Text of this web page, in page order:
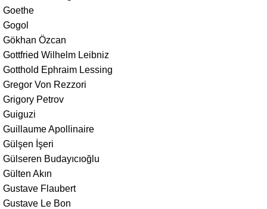
Goethe
Gogol
Gökhan Özcan
Gottfried Wilhelm Leibniz
Gotthold Ephraim Lessing
Gregor Von Rezzori
Grigory Petrov
Guiguzi
Guillaume Apollinaire
Gülşen İşeri
Gülseren Budayıcıoğlu
Gülten Akın
Gustave Flaubert
Gustave Le Bon